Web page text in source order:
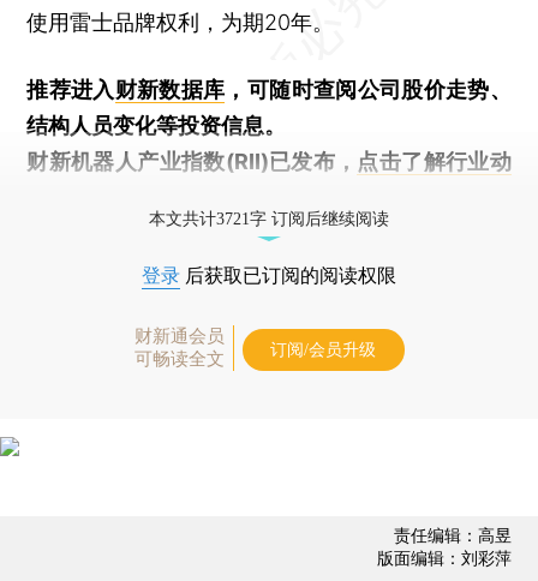
使用雷士品牌权利，为期20年。
推荐进入财新数据库 ，可随时查阅公司股价走势、
结构人员变化等投资信息。
财新机器人产业指数(RII)已发布， 点击了解行业动
本文共计3721字 订阅后继续阅读
登录 后获取已订阅的阅读权限
财新通会员
可畅读全文
订阅/会员升级
责任编辑：高昱
版面编辑：刘彩萍